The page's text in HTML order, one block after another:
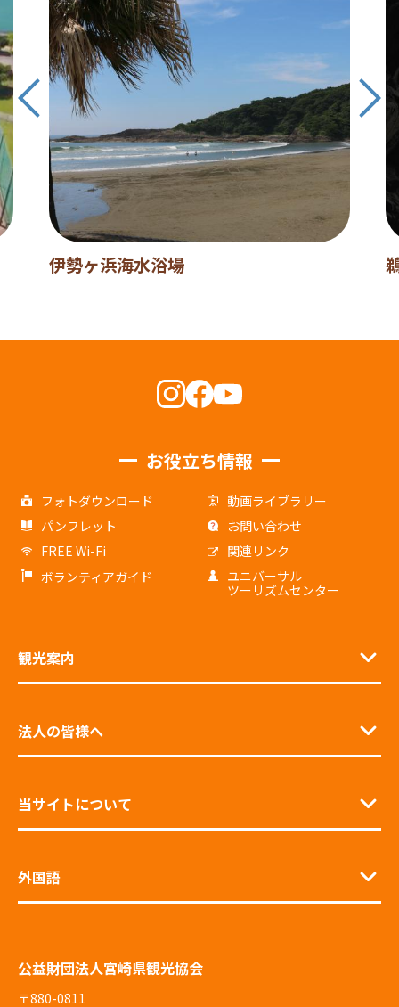
伊勢ヶ浜海水浴場
お役立ち情報
フォトダウンロード
動画ライブラリー
パンフレット
お問い合わせ
FREE Wi-Fi
関連リンク
ボランティアガイド
ユニバーサル
ツーリズムセンター
観光案内
法人の皆様へ
当サイトについて
外国語
公益財団法人宮崎県観光協会
〒880-0811